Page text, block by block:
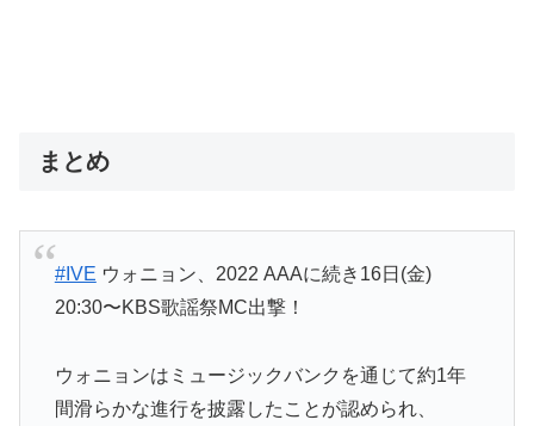
まとめ
#IVE ウォニョン、2022 AAAに続き16日(金)
20:30〜KBS歌謡祭MC出撃！
ウォニョンはミュージックバンクを通じて約1年
間滑らかな進行を披露したことが認められ、